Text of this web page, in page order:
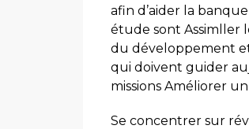
afin d’aider la
étude sont Assimller
du développement
qui doivent guider
missions Améliorer
Se concentrer sur